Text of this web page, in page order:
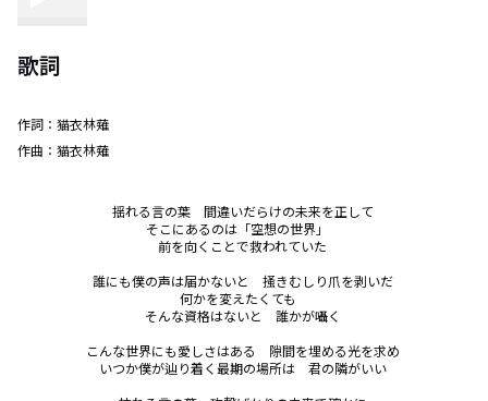
歌詞
作詞： 猫衣林薙
作曲： 猫衣林薙
揺れる言の葉　間違いだらけの未来を正して
そこにあるのは「空想の世界」
前を向くことで救われていた
誰にも僕の声は届かないと　掻きむしり爪を剥いだ
何かを変えたくても
そんな資格はないと　誰かが囁く
こんな世界にも愛しさはある　隙間を埋める光を求め
いつか僕が辿り着く最期の場所は　君の隣がいい